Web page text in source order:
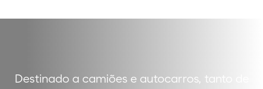
Destinado a camiões e autocarros, tanto de